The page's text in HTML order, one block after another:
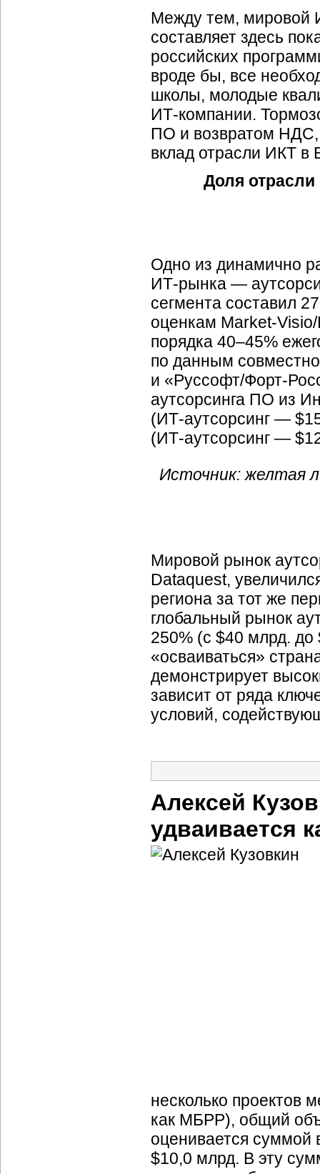
Между тем, мировой
составляет здесь
российских
вроде бы, все
школы, молодые
ИТ-компании.
ПО и возвратом НДС,
вклад отрасли ИКТ в
Доля
Одно из динамично
ИТ-рынка —
сегмента составил
оценкам Market-
порядка 40–45%
по данным
и «Руссофт/Форт-
аутсорсинга ПО из
(ИТ-аутсорсинг —
(ИТ-аутсорсинг —
Источник: желтая
Мировой рынок
Dataquest,
региона за тот же
глобальный рынок
250% (с $40 млрд. до
«осваиваться»
демонстрирует
зависит от ряда
условий,
Алексей
удваивается
несколько проектов
как МБРР), общий
оценивается
$10,0 млрд. В эту